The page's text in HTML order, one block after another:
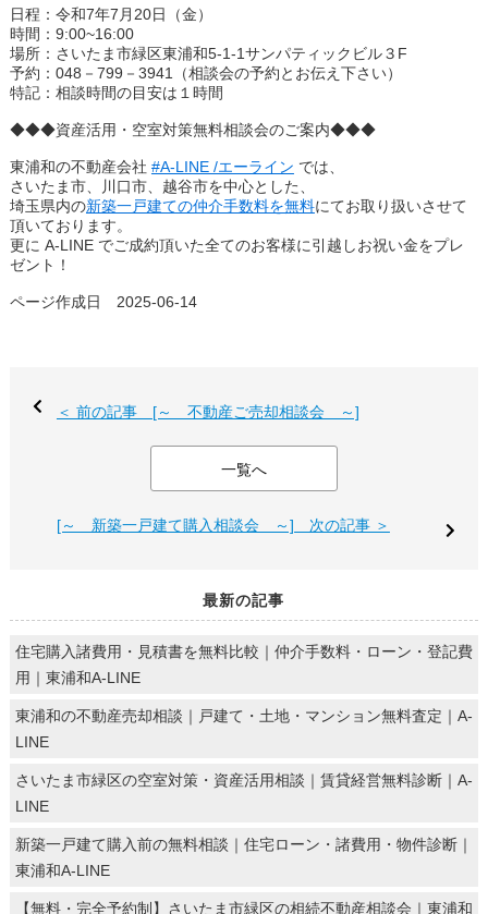
日程：令和7年7月20日（金）
時間：9:00~16:00
場所：さいたま市緑区東浦和5-1-1サンパティックビル３F
予約：048－799－3941（相談会の予約とお伝え下さい）
特記：相談時間の目安は１時間
◆◆◆資産活用・空室対策無料相談会のご案内◆◆◆
東浦和の不動産会社 #A-LINE /エーライン では、
さいたま市、川口市、越谷市を中心とした、
埼玉県内の新築一戸建ての仲介手数料を無料にてお取り扱いさせて
頂いております。
更に A-LINE でご成約頂いた全てのお客様に引越しお祝い金をプレ
ゼント！
ページ作成日 2025-06-14
＜ 前の記事 [～ 不動産ご売却相談会 ～]
一覧へ
[～ 新築一戸建て購入相談会 ～] 次の記事 ＞
最新の記事
住宅購入諸費用・見積書を無料比較｜仲介手数料・ローン・登記費
用｜東浦和A-LINE
東浦和の不動産売却相談｜戸建て・土地・マンション無料査定｜A-
LINE
さいたま市緑区の空室対策・資産活用相談｜賃貸経営無料診断｜A-
LINE
新築一戸建て購入前の無料相談｜住宅ローン・諸費用・物件診断｜
東浦和A-LINE
【無料・完全予約制】さいたま市緑区の相続不動産相談会｜東浦和